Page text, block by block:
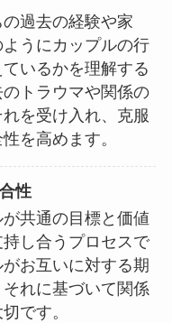
過去の経験や家
うにカップルの行
いるかを理解する
トラウマや関係の
を受け入れ、克服
を高めます。
性
共通の目標と価値
し合うプロセスで
お互いに対する期
れに基づいて関係
です。